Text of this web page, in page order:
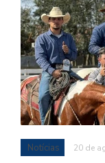
Notícias 20 de